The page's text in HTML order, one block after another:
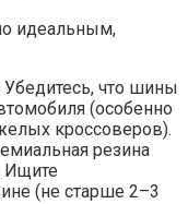
идеальным,
Убедитесь, что шины
(особенно
кроссоверов).
резина
Ищите
(не старше 2–3